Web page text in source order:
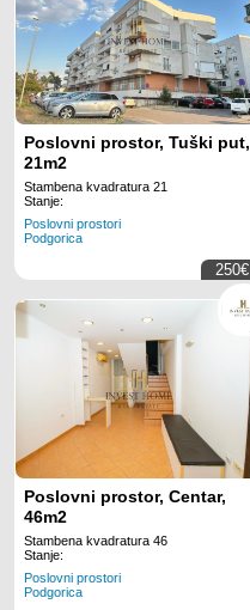
Poslovni prostor, Tuški put,
21m2
Stambena kvadratura 21
Stanje:
Poslovni prostori
Podgorica
250€
Poslovni prostor, Centar,
46m2
Stambena kvadratura 46
Stanje:
Poslovni prostori
Podgorica